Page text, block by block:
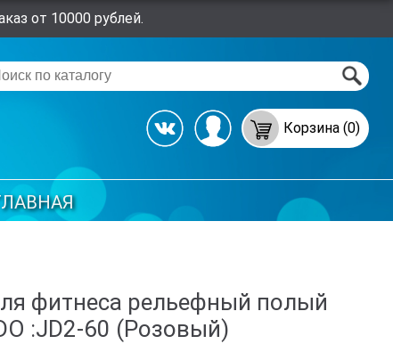
от 10000 рублей.
Корзина (0)
фитнеса рельефный полый
:JD2-60 (Розовый)